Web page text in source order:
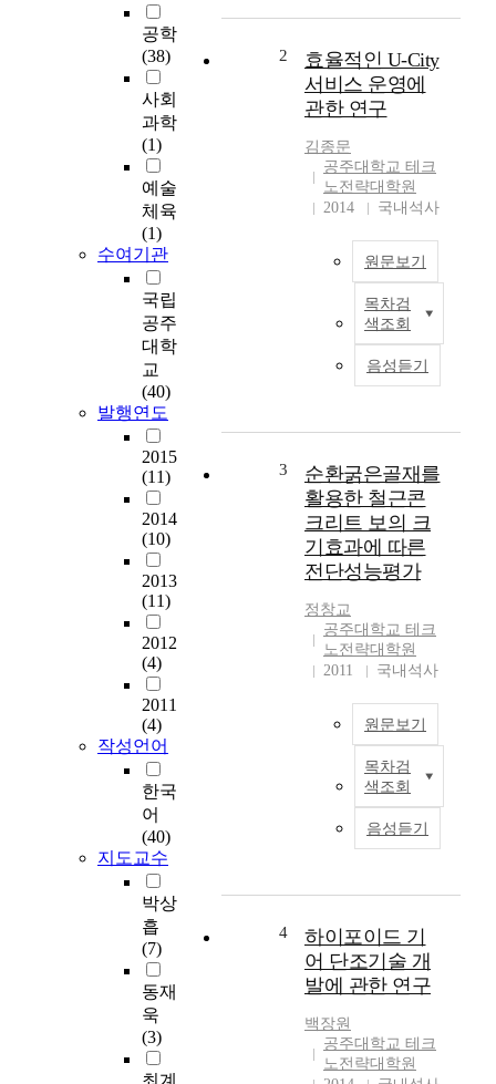
공학
(38)
사회
과학
(1)
예술
체육
(1)
수여기관
국립
공주
대학
교
(40)
발행연도
2015
(11)
2014
(10)
2013
(11)
2012
(4)
2011
(4)
작성언어
한국
어
(40)
지도교수
박상
흡
(7)
동재
욱
(3)
적
2
효율적인 U-City
서비스 운영에
관한 연구
김종문
공주대학교 테크
노전략대학원
2014
국내석사
원문보기
목차검
색조회
음성듣기
3
순환굵은골재를
활용한 철근콘
크리트 보의 크
기효과에 따른
전단성능평가
정창교
공주대학교 테크
노전략대학원
2011
국내석사
원문보기
목차검
색조회
음성듣기
4
하이포이드 기
어 단조기술 개
발에 관한 연구
백장원
공주대학교 테크
노전략대학원